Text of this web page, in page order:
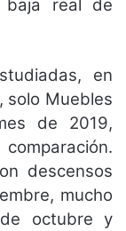
baja real de
en
solo Muebles
de 2019,
descensos
mucho
octubre y